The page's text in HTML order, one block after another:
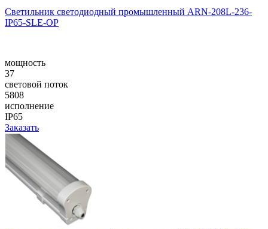
Светильник светодиодный промышленный ARN-208L-236-
IP65-SLE-OP
мощность
37
световой поток
5808
исполнение
IP65
Заказать